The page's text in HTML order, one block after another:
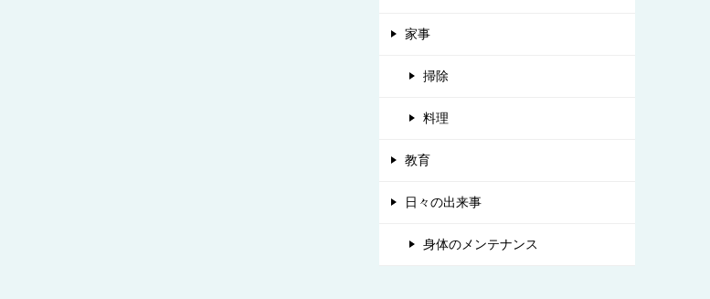
家事
掃除
料理
教育
日々の出来事
身体のメンテナンス